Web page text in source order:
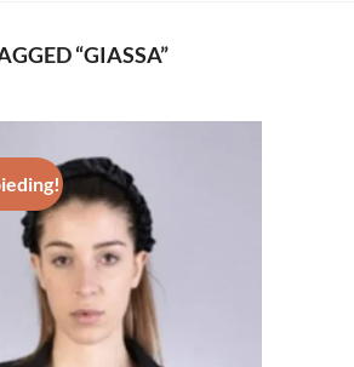
“GIASSA”